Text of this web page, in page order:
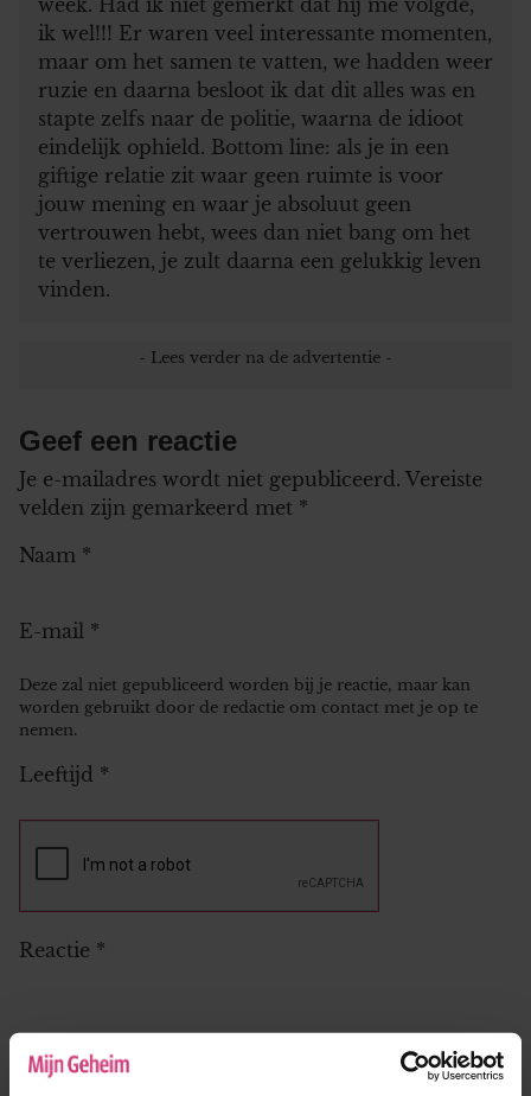
ik wel!!! Er waren veel interessante momenten,
maar om het samen te vatten, we hadden weer
ruzie en daarna besloot ik dat dit alles was en
stapte zelfs naar de politie, waarna de idioot
eindelijk ophield. Bottom line: als je in een
giftige relatie zit waar geen ruimte is voor
jouw mening en waar je absoluut geen
vertrouwen hebt, wees dan niet bang om het
te verliezen, je zult daarna een gelukkig leven
vinden.
Geef een reactie
Je e-mailadres wordt niet gepubliceerd. Vereiste
velden zijn gemarkeerd met *
Naam *
E-mail *
Deze zal niet gepubliceerd worden bij je reactie, maar kan
worden gebruikt door de redactie om contact met je op te
nemen.
Leeftijd *
Reactie *